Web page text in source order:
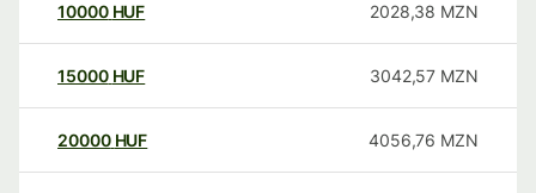
10000 HUF 2028,38 MZN
15000 HUF 3042,57 MZN
20000 HUF 4056,76 MZN